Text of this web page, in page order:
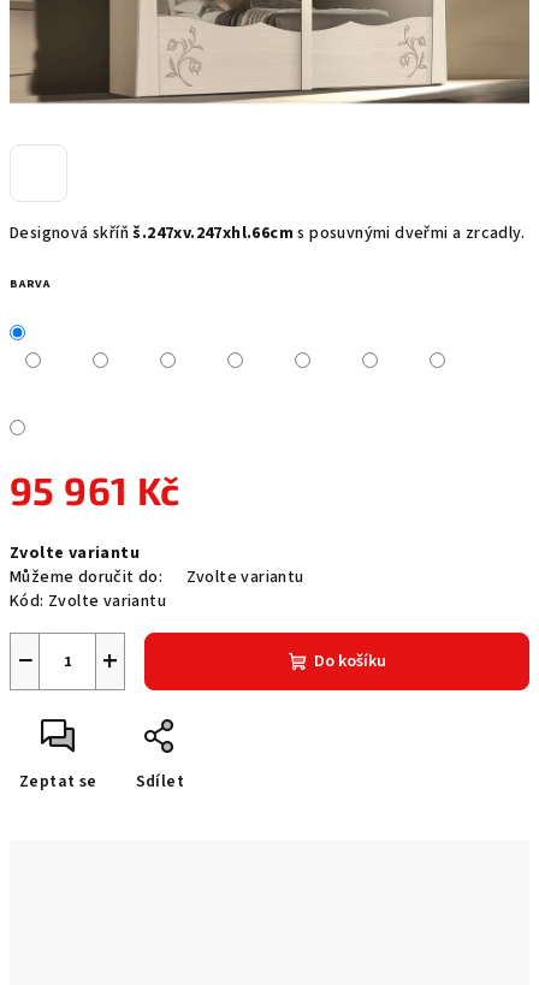
Designová skříňš.247xv.247xhl.66cm s posuvnými dveřmi a zrcadly.
BARVA
95 961 Kč
cena:
Zvolte variantu
Můžeme doručit do:
Zvolte variantu
Kód: Zvolte variantu
+
− Do košíku
Zeptat se Sdílet